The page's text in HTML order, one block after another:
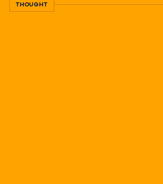
THOUGHT